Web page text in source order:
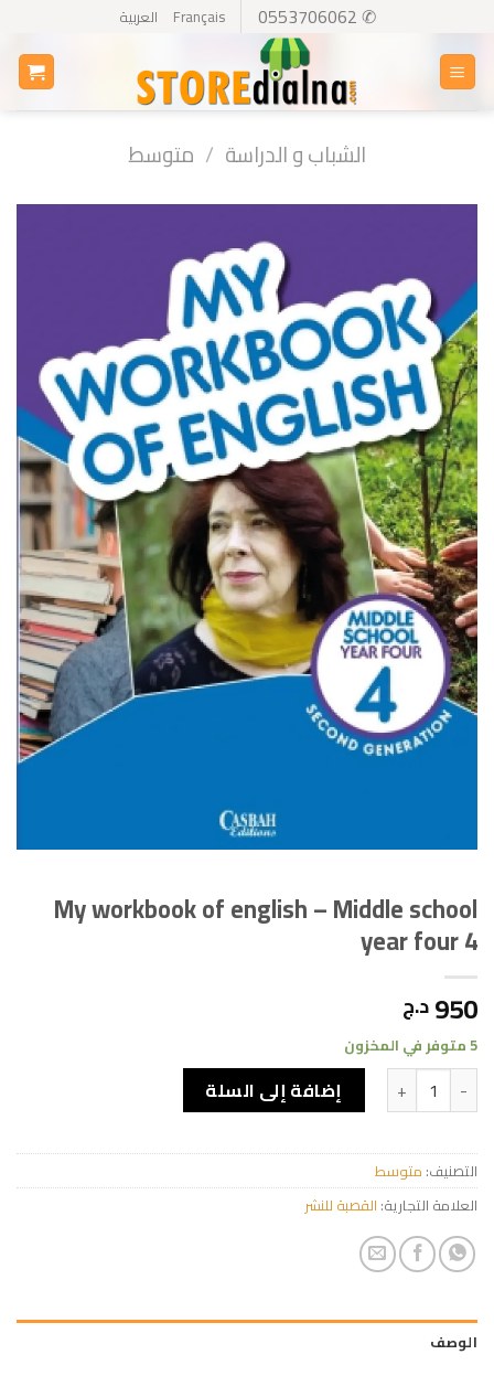
content
✆ 0553706062
Français العربية
الشباب و الدراسة / متوسط
My workbook of english – Middle school
year four 4
950د.ج
5 متوفر في المخزون
كمية My workbook of english - Middle school year four 4 إضافة إلى السلة
التصنيف: متوسط
العلامة التجارية: القصبة للنشر
الوصف